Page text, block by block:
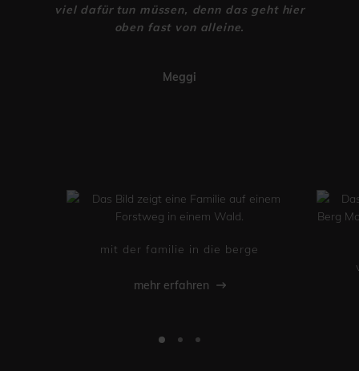
viel dafür tun müssen, denn das geht hier
oben fast von alleine.
Meggi
mit der familie in die berge
mehr erfahren